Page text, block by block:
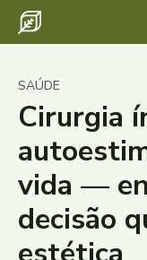
SAÚDE
Cirurgia
vida —
decisão